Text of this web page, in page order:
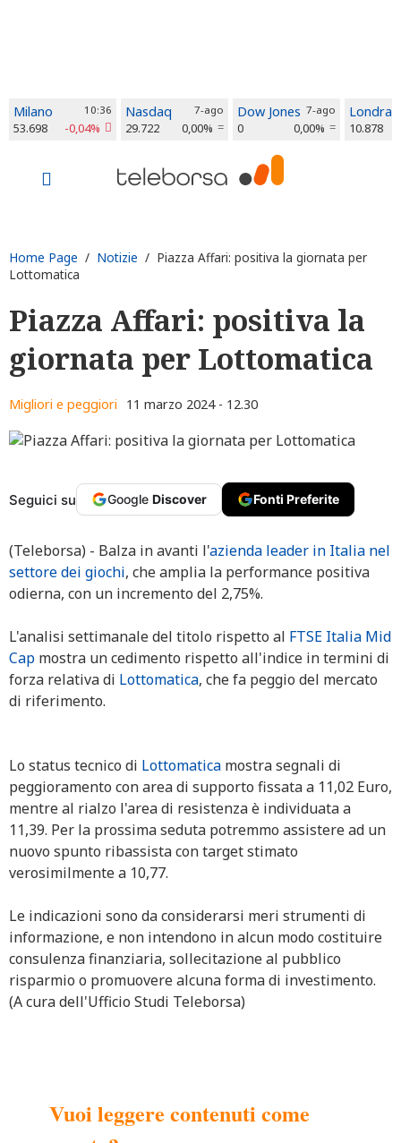
Milano 10:36
53.698 -0,04%
Nasdaq 7-ago
29.722 0,00%
Dow Jones 7-ago
0 0,00%
Londra
10.878
Home Page / Notizie / Piazza Affari: positiva la giornata per
Lottomatica
Piazza Affari: positiva la
giornata per Lottomatica
Migliori e peggiori 11 marzo 2024 - 12.30
Seguici su Google Discover Fonti Preferite
(Teleborsa) - Balza in avanti l'azienda leader in Italia nel
settore dei giochi, che amplia la performance positiva
odierna, con un incremento del 2,75%.
L'analisi settimanale del titolo rispetto al FTSE Italia Mid
Cap mostra un cedimento rispetto all'indice in termini di
forza relativa di Lottomatica, che fa peggio del mercato
di riferimento.
Lo status tecnico di Lottomatica mostra segnali di
peggioramento con area di supporto fissata a 11,02 Euro,
mentre al rialzo l'area di resistenza è individuata a
11,39. Per la prossima seduta potremmo assistere ad un
nuovo spunto ribassista con target stimato
verosimilmente a 10,77.
Le indicazioni sono da considerarsi meri strumenti di
informazione, e non intendono in alcun modo costituire
consulenza finanziaria, sollecitazione al pubblico
risparmio o promuovere alcuna forma di investimento.
(A cura dell'Ufficio Studi Teleborsa)